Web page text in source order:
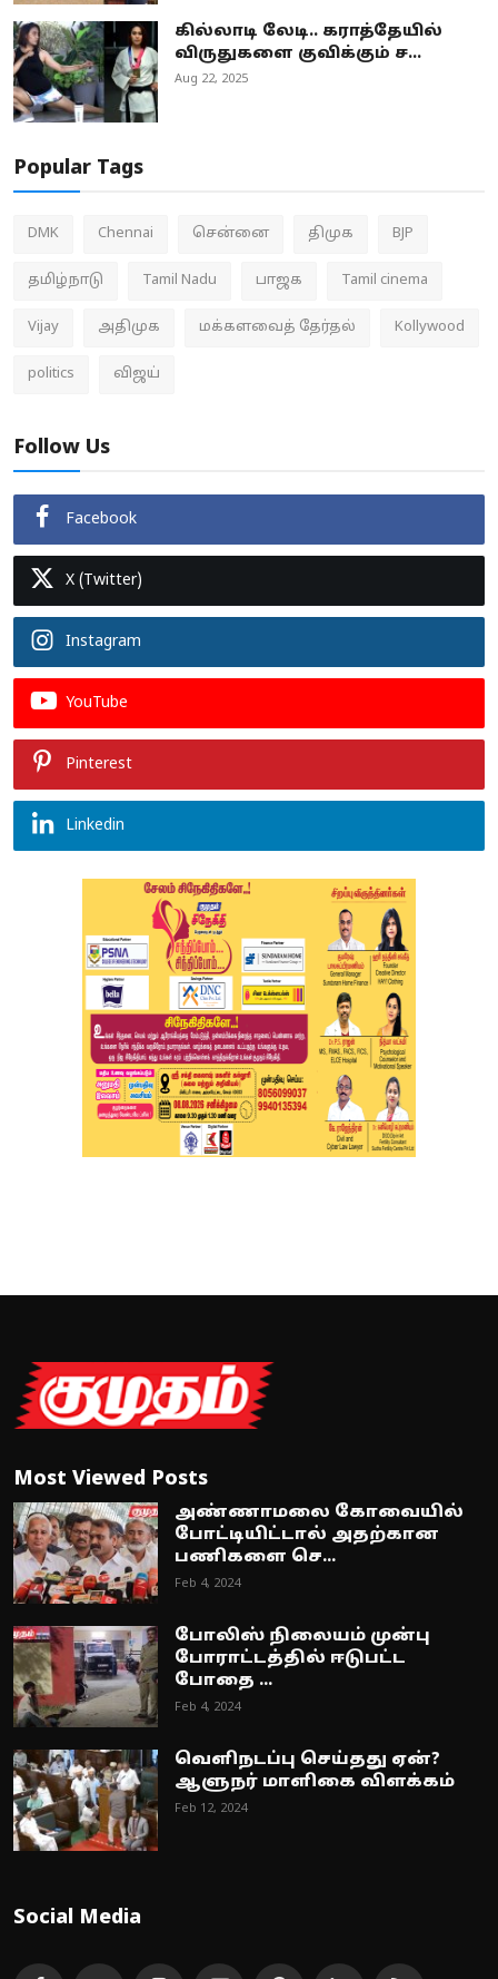
கில்லாடி லேடி.. கராத்தேயில்
விருதுகளை குவிக்கும் ச...
Aug 22, 2025
Popular Tags
DMK Chennai சென்னை திமுக BJP
தமிழ்நாடு Tamil Nadu பாஜக Tamil cinema
Vijay அதிமுக மக்களவைத் தேர்தல் Kollywood
politics விஜய்
Follow Us
Facebook
X (Twitter)
Instagram
YouTube
Pinterest
Linkedin
Most Viewed Posts
அண்ணாமலை கோவையில்
போட்டியிட்டால் அதற்கான
பணிகளை செ...
Feb 4, 2024
போலிஸ் நிலையம் முன்பு
போராட்டத்தில் ஈடுபட்ட
போதை ...
Feb 4, 2024
வெளிநடப்பு செய்தது ஏன்?
ஆளுநர் மாளிகை விளக்கம்
Feb 12, 2024
Social Media